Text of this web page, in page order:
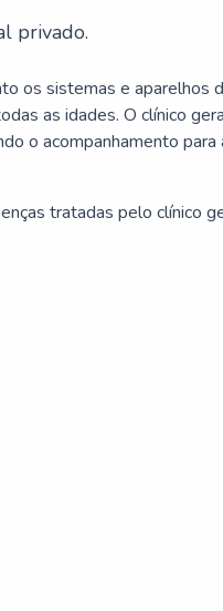
privado.
os sistemas e aparelhos
as idades. O clínico
o acompanhamento
tratadas pelo clínico